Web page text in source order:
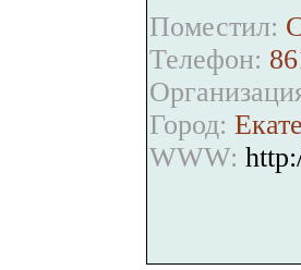
Поместил:
Телефон:
Город:
WWW: